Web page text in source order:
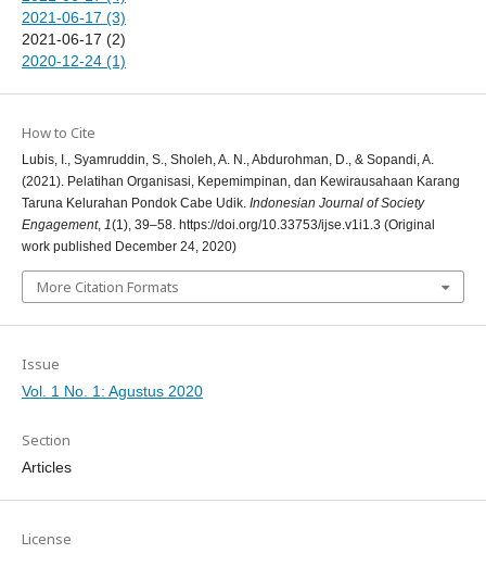
2021-06-17 (3)
2021-06-17 (2)
2020-12-24 (1)
How to Cite
Lubis, I., Syamruddin, S., Sholeh, A. N., Abdurohman, D., & Sopandi, A.
(2021). Pelatihan Organisasi, Kepemimpinan, dan Kewirausahaan Karang
Taruna Kelurahan Pondok Cabe Udik. Indonesian Journal of Society
Engagement, 1(1), 39–58. https://doi.org/10.33753/ijse.v1i1.3 (Original
work published December 24, 2020)
More Citation Formats
Issue
Vol. 1 No. 1: Agustus 2020
Section
Articles
License